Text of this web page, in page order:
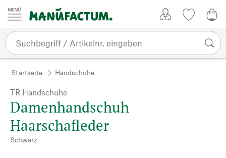
Zum Inhalt springen
Startseite Handschuhe
TR Handschuhe
Damenhandschuh
Haarschafleder
Schwarz